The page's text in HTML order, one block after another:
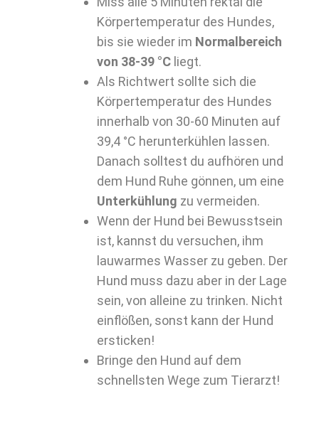
Körpertemperatur des Hundes,
bis sie wieder im Normalbereich
von 38-39 °C liegt.
Als Richtwert sollte sich die
Körpertemperatur des Hundes
innerhalb von 30-60 Minuten auf
39,4 °C herunterkühlen lassen.
Danach solltest du aufhören und
dem Hund Ruhe gönnen, um eine
Unterkühlung zu vermeiden.
Wenn der Hund bei Bewusstsein
ist, kannst du versuchen, ihm
lauwarmes Wasser zu geben. Der
Hund muss dazu aber in der Lage
sein, von alleine zu trinken. Nicht
einflößen, sonst kann der Hund
ersticken!
Bringe den Hund auf dem
schnellsten Wege zum Tierarzt!